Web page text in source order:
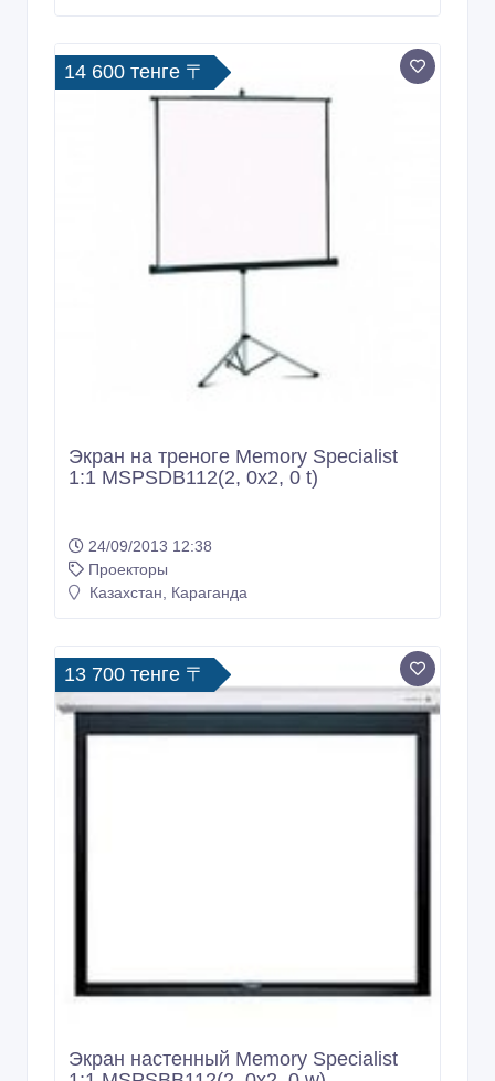
14 600 тенге 〒
Экран на треноге Memory Specialist
1:1 MSPSDB112(2, 0x2, 0 t)
24/09/2013 12:38
Проекторы
Казахстан, Караганда
13 700 тенге 〒
Экран настенный Memory Specialist